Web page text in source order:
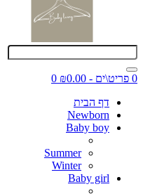
0 פריט\ים - ₪0.00
0
דף הבית
Newborn
Baby boy
Summer
Winter
Baby girl